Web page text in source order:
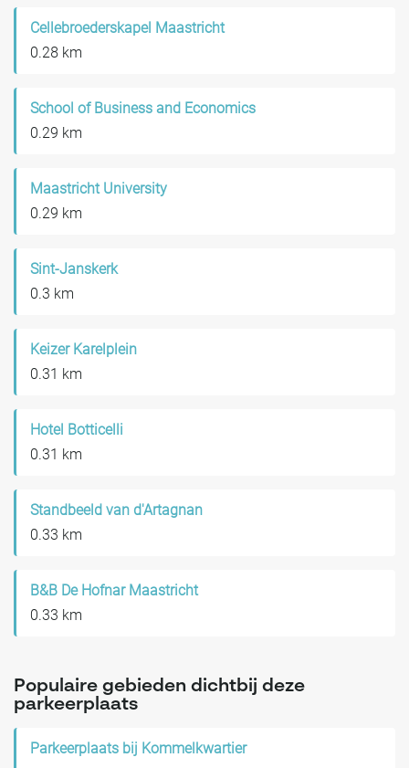
Cellebroederskapel Maastricht
0.28 km
School of Business and Economics
0.29 km
Maastricht University
0.29 km
Sint-Janskerk
0.3 km
Keizer Karelplein
0.31 km
Hotel Botticelli
0.31 km
Standbeeld van d'Artagnan
0.33 km
B&B De Hofnar Maastricht
0.33 km
Populaire gebieden dichtbij deze
parkeerplaats
Parkeerplaats bij Kommelkwartier